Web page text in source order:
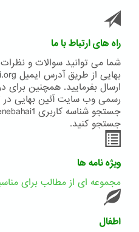
راه های ارتباط با ما
شما می توانید سوالات و نظرات
ارسال بفرمایید. همچنین برای
رسمی وب سایت آئین بهایی در
جستجو کنید.
ویژه نامه ها
مجموعه ای از مطالب برای
اطفال